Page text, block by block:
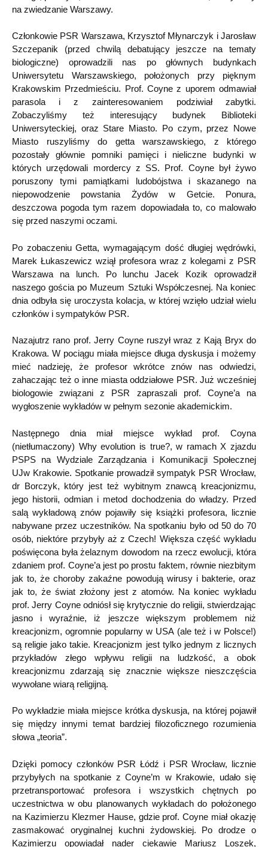
na zwiedzanie Warszawy.
Członkowie PSR Warszawa, Krzysztof Młynarczyk i Jarosław
Szczepanik (przed chwilą debatujący jeszcze na tematy
biologiczne) oprowadzili nas po głównych budynkach
Uniwersytetu Warszawskiego, położonych przy pięknym
Krakowskim Przedmieściu. Prof. Coyne z uporem odmawiał
parasola i z zainteresowaniem podziwiał zabytki.
Zobaczyliśmy też interesujący budynek Biblioteki
Uniwersyteckiej, oraz Stare Miasto. Po czym, przez Nowe
Miasto ruszyliśmy do getta warszawskiego, z którego
pozostały głównie pomniki pamięci i nieliczne budynki w
których urzędowali mordercy z SS. Prof. Coyne był żywo
poruszony tymi pamiątkami ludobójstwa i skazanego na
niepowodzenie powstania Żydów w Getcie. Ponura,
deszczowa pogoda tym razem dopowiadała to, co malowało
się przed naszymi oczami.
Po zobaczeniu Getta, wymagającym dość długiej wędrówki,
Marek Łukaszewicz wziął profesora wraz z kolegami z PSR
Warszawa na lunch. Po lunchu Jacek Kozik oprowadził
naszego gościa po Muzeum Sztuki Współczesnej. Na koniec
dnia odbyła się uroczysta kolacja, w której wzięło udział wielu
członków i sympatyków PSR.
Nazajutrz rano prof. Jerry Coyne ruszył wraz z Kają Bryx do
Krakowa. W pociągu miała miejsce długa dyskusja i możemy
mieć nadzieję, że profesor wkrótce znów nas odwiedzi,
zahaczając też o inne miasta oddziałowe PSR. Już wcześniej
biologowie związani z PSR zapraszali prof. Coyne’a na
wygłoszenie wykładów w pełnym sezonie akademickim.
Następnego dnia miał miejsce wykład prof. Coyna
(nietłumaczony) Why evolution is true?, w ramach X zjazdu
PSPS na Wydziale Zarządzania i Komunikacji Społecznej
UJw Krakowie. Spotkanie prowadził sympatyk PSR Wrocław,
dr Borczyk, który jest też wybitnym znawcą kreacjonizmu,
jego historii, odmian i metod dochodzenia do władzy. Przed
salą wykładową znów pojawiły się książki profesora, licznie
nabywane przez uczestników. Na spotkaniu było od 50 do 70
osób, niektóre przybyły aż z Czech! Większa część wykładu
poświęcona była żelaznym dowodom na rzecz ewolucji, która
zdaniem prof. Coyne’a jest po prostu faktem, równie niezbitym
jak to, że choroby zakaźne powodują wirusy i bakterie, oraz
jak to, że świat złożony jest z atomów. Na koniec wykładu
prof. Jerry Coyne odniósł się krytycznie do religii, stwierdzając
jasno i wyraźnie, iż jeszcze większym problemem niż
kreacjonizm, ogromnie popularny w USA (ale też i w Polsce!)
są religie jako takie. Kreacjonizm jest tylko jednym z licznych
przykładów złego wpływu religii na ludzkość, a obok
kreacjonizmu zdarzają się znacznie większe nieszczęścia
wywołane wiarą religijną.
Po wykładzie miała miejsce krótka dyskusja, na której pojawił
się między innymi temat bardziej filozoficznego rozumienia
słowa „teoria”.
Dzięki pomocy członków PSR Łódź i PSR Wrocław, licznie
przybyłych na spotkanie z Coyne’m w Krakowie, udało się
przetransportować profesora i wszystkich chętnych po
uczestnictwa w obu planowanych wykładach do położonego
na Kazimierzu Klezmer Hause, gdzie prof. Coyne miał okazję
zasmakować oryginalnej kuchni żydowskiej. Po drodze o
Kazimierzu opowiadał nader ciekawie Mariusz Loszek,